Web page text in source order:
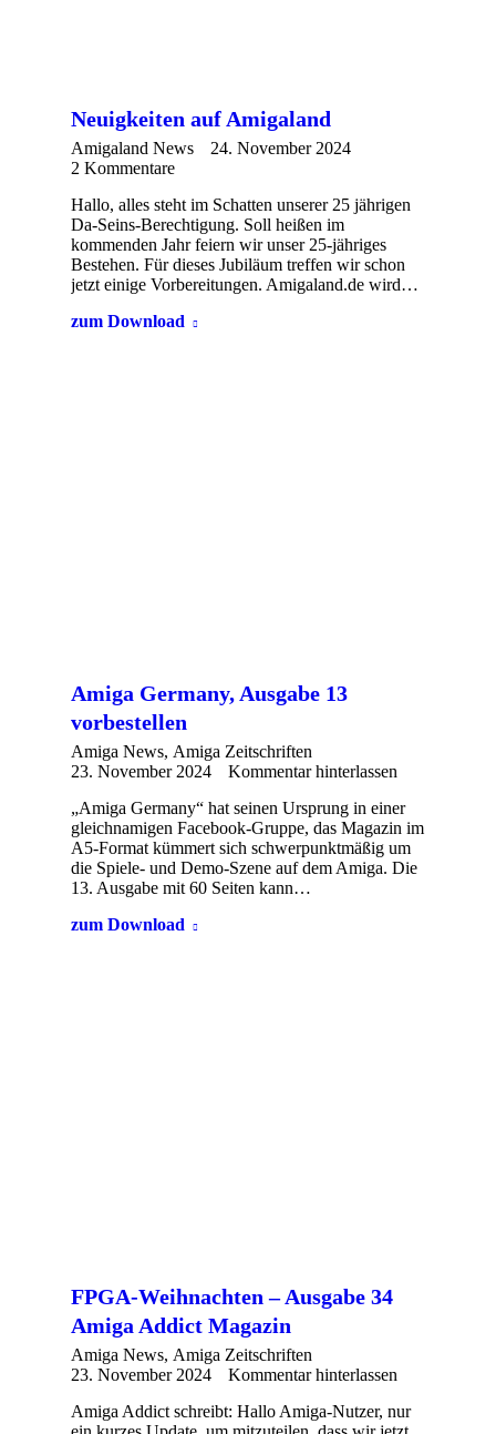
Neuigkeiten auf Amigaland
Amigaland News
24. November 2024
2 Kommentare
Hallo, alles steht im Schatten unserer 25 jährigen
Da-Seins-Berechtigung. Soll heißen im
kommenden Jahr feiern wir unser 25-jähriges
Bestehen. Für dieses Jubiläum treffen wir schon
jetzt einige Vorbereitungen. Amigaland.de wird…
zum Download
Amiga Germany, Ausgabe 13
vorbestellen
Amiga News, Amiga Zeitschriften
23. November 2024
Kommentar hinterlassen
„Amiga Germany“ hat seinen Ursprung in einer
gleichnamigen Facebook-Gruppe, das Magazin im
A5-Format kümmert sich schwerpunktmäßig um
die Spiele- und Demo-Szene auf dem Amiga. Die
13. Ausgabe mit 60 Seiten kann…
zum Download
FPGA-Weihnachten – Ausgabe 34
Amiga Addict Magazin
Amiga News, Amiga Zeitschriften
23. November 2024
Kommentar hinterlassen
Amiga Addict schreibt: Hallo Amiga-Nutzer, nur